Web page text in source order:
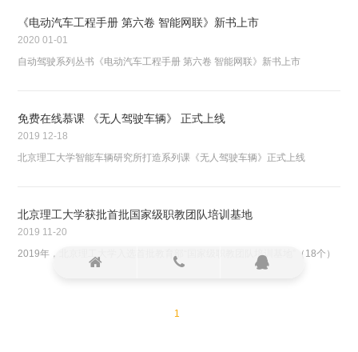
《电动汽车工程手册 第六卷 智能网联》新书上市
2020 01-01
自动驾驶系列丛书《电动汽车工程手册 第六卷 智能网联》新书上市
免费在线慕课 《无人驾驶车辆》 正式上线
2019 12-18
北京理工大学智能车辆研究所打造系列课《无人驾驶车辆》正式上线
北京理工大学获批首批国家级职教团队培训基地
2019 11-20
2019年，北京理工大学入选首批教育部“国家级职教团队培训基地”（18个）
1